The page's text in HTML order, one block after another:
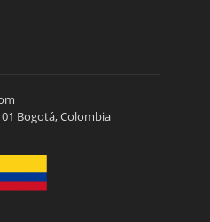
Bogotá, Colombia